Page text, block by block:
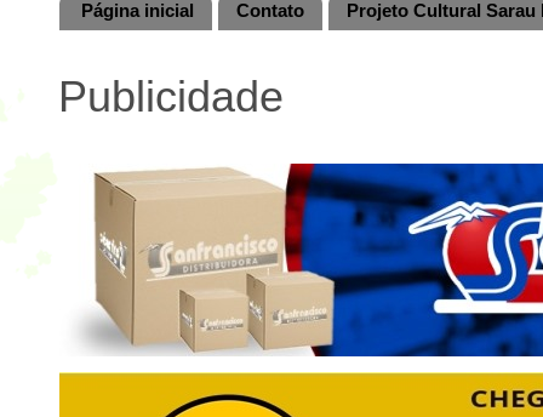
Página inicial Contato Projeto Cultural
Publicidade